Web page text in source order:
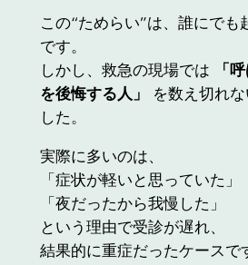
この“ためらい”は、誰にでも
です。
しかし、救急の現場では
「
を後悔する人」
を数え切れ
した。
実際に多いのは、
「症状が軽いと思っていた」
「夜だったから我慢した」
という理由で受診が遅れ、
結果的に重症だったケースで